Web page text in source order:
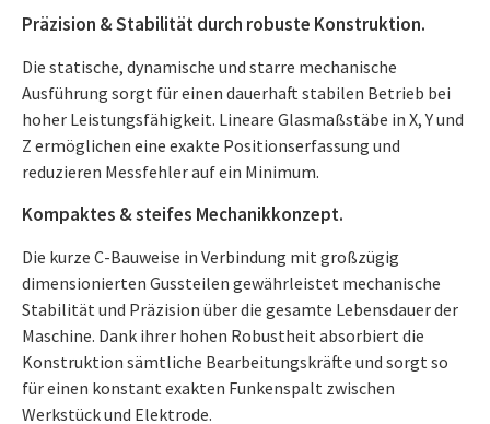
Präzision & Stabilität durch robuste Konstruktion.
Die statische, dynamische und starre mechanische
Ausführung sorgt für einen dauerhaft stabilen Betrieb bei
hoher Leistungsfähigkeit. Lineare Glasmaßstäbe in X, Y und
Z ermöglichen eine exakte Positionserfassung und
reduzieren Messfehler auf ein Minimum.
Kompaktes & steifes Mechanikkonzept.
Die kurze C-Bauweise in Verbindung mit großzügig
dimensionierten Gussteilen gewährleistet mechanische
Stabilität und Präzision über die gesamte Lebensdauer der
Maschine. Dank ihrer hohen Robustheit absorbiert die
Konstruktion sämtliche Bearbeitungskräfte und sorgt so
für einen konstant exakten Funkenspalt zwischen
Werkstück und Elektrode.